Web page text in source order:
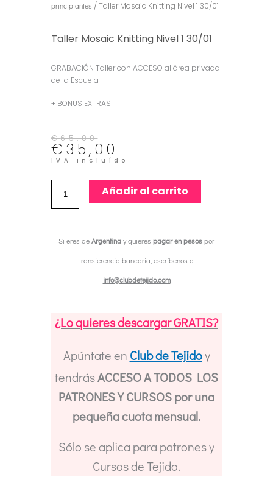
principiantes / Taller Mosaic Knitting Nivel 1 30/01
Taller Mosaic Knitting Nivel 1 30/01
GRABACIÓN Taller con ACCESO al área privada
de la Escuela
+ BONUS EXTRAS
€65,00
El
precio
original
€65,00.
€ 35,00
El
precio
actual
€35,00.
IVA incluído
Taller
Mosaic
Nivel
Añadir al carrito
Si eres deArgentinay quieres pagar en pesospor
transferencia bancaria, escríbenos a
info@clubdetejido.com
¿Lo quieres descargar GRATIS?
Apúntate en Club de Tejidoy
tendrásACCESO A TODOS LOS
PATRONES Y CURSOS por una
pequeña cuota mensual.
Sólo se aplica para patrones y
Cursos de Tejido.